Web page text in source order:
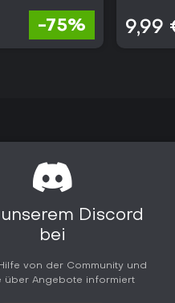
-75% 9,99
unserem Discord
bei
von der Community und
über Angebote informiert